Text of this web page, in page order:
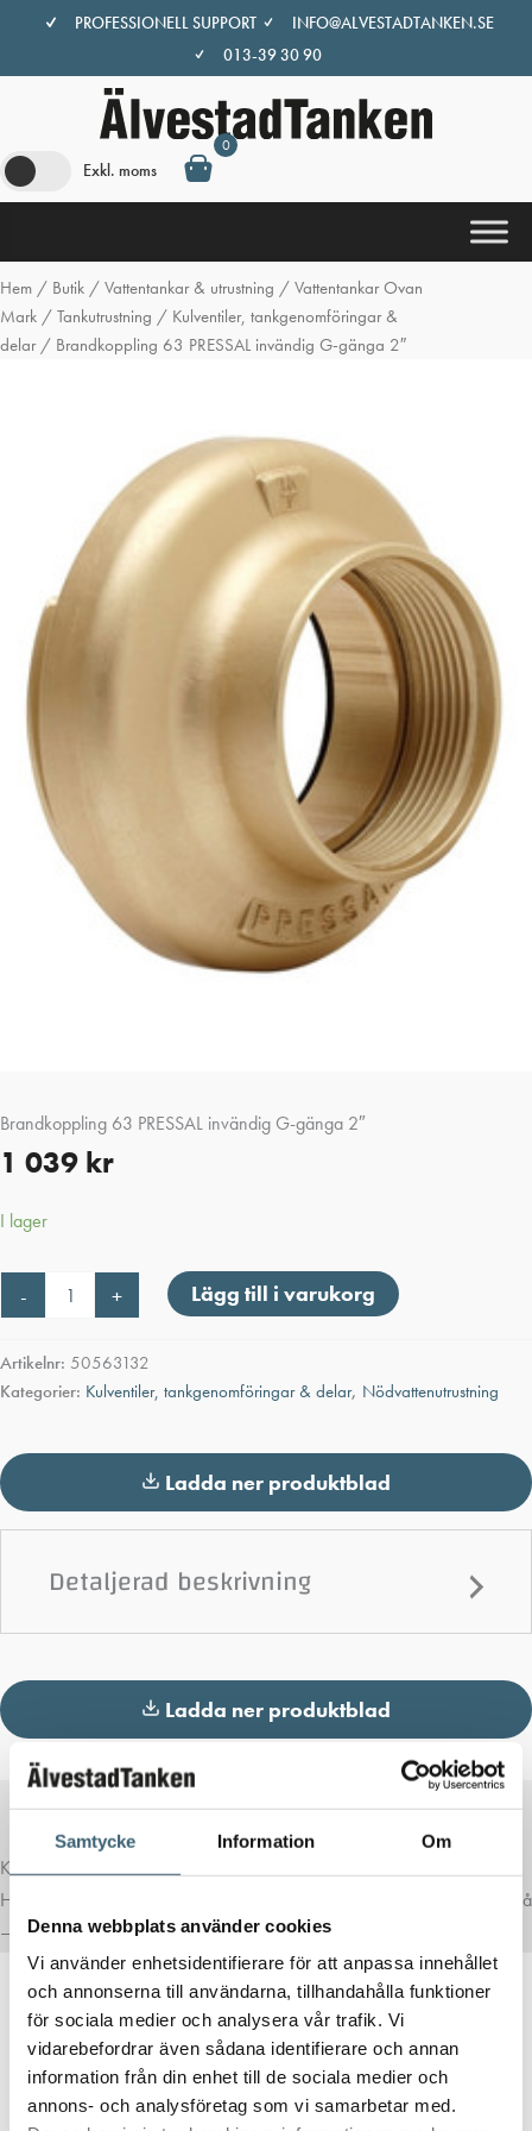
Samtycke Information Om
Denna webbplats använder cookies
Vi använder enhetsidentifierare för att anpassa innehållet
och annonserna till användarna, tillhandahålla funktioner
för sociala medier och analysera vår trafik. Vi
vidarebefordrar även sådana identifierare och annan
information från din enhet till de sociala medier och
annons- och analysföretag som vi samarbetar med.
innehåll
PROFESSIONELL SUPPORT
INFO@ALVESTADTANKEN.SE
013-39 30 90
Exkl. moms
0
Hem / Butik / Vattentankar & utrustning / Vattentankar Ovan
Mark / Tankutrustning / Kulventiler, tankgenomföringar &
delar/ Brandkoppling 63 PRESSAL invändig G-gänga 2″
Brandkoppling 63 PRESSAL invändig G-gänga 2″
1 039 kr
I lager
-
invändig
gänga
mängd
+ Lägg till i varukorg
Artikelnr: 50563132
Kategorier: Kulventiler, tankgenomföringar & delar, Nödvattenutrustning
Ladda ner produktblad
Detaljerad beskrivning
Ladda ner produktblad
Komplettera med rätt tillval
Här har vi samlat produkter som ofta passar bra ihop med det du tittar på
– för en mer komplett lösning.
CAMLOCK KOPPLINGAR